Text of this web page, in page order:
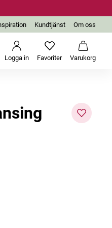
Kundtjänst Om oss
Logga in FavoriterInga favoriter
Varukorg